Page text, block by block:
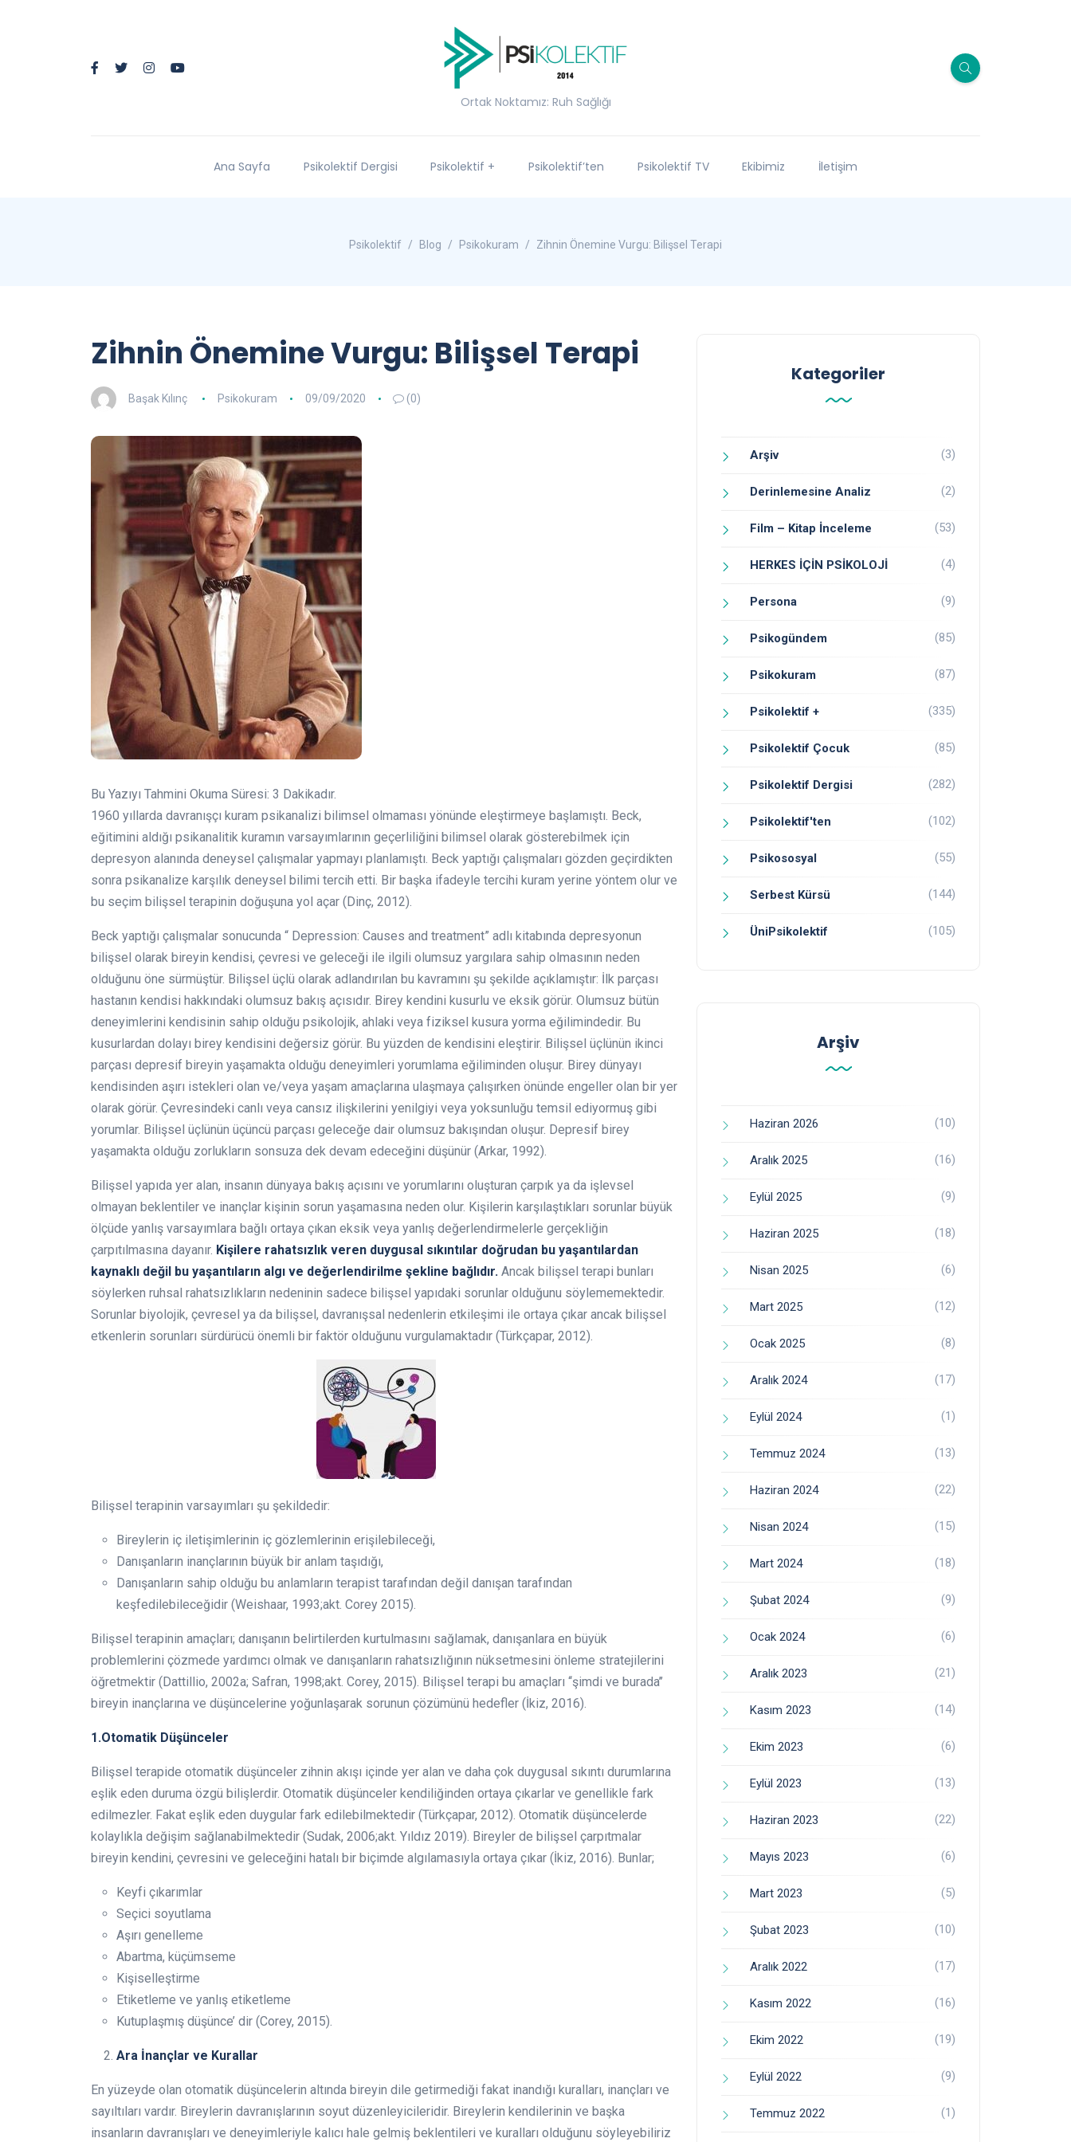
Ortak Noktamız: Ruh Sağlığı
Ana Sayfa Psikolektif Dergisi Psikolektif + Psikolektif’ten Psikolektif TV Ekibimiz İletişim
Psikolektif Blog Psikokuram Zihnin Önemine Vurgu: Bilişsel Terapi
Zihnin Önemine Vurgu: Bilişsel Terapi
Başak Kılınç Psikokuram 09/09/2020 (0)
Bu Yazıyı Tahmini Okuma Süresi: 3 Dakikadır.
1960 yıllarda davranışçı kuram psikanalizi bilimsel olmaması yönünde eleştirmeye başlamıştı. Beck,
eğitimini aldığı psikanalitik kuramın varsayımlarının geçerliliğini bilimsel olarak gösterebilmek için
depresyon alanında deneysel çalışmalar yapmayı planlamıştı. Beck yaptığı çalışmaları gözden geçirdikten
sonra psikanalize karşılık deneysel bilimi tercih etti. Bir başka ifadeyle tercihi kuram yerine yöntem olur ve
bu seçim bilişsel terapinin doğuşuna yol açar (Dinç, 2012).
Beck yaptığı çalışmalar sonucunda “ Depression: Causes and treatment” adlı kitabında depresyonun
bilişsel olarak bireyin kendisi, çevresi ve geleceği ile ilgili olumsuz yargılara sahip olmasının neden
olduğunu öne sürmüştür. Bilişsel üçlü olarak adlandırılan bu kavramını şu şekilde açıklamıştır: İlk parçası
hastanın kendisi hakkındaki olumsuz bakış açısıdır. Birey kendini kusurlu ve eksik görür. Olumsuz bütün
deneyimlerini kendisinin sahip olduğu psikolojik, ahlaki veya fiziksel kusura yorma eğilimindedir. Bu
kusurlardan dolayı birey kendisini değersiz görür. Bu yüzden de kendisini eleştirir. Bilişsel üçlünün ikinci
parçası depresif bireyin yaşamakta olduğu deneyimleri yorumlama eğiliminden oluşur. Birey dünyayı
kendisinden aşırı istekleri olan ve/veya yaşam amaçlarına ulaşmaya çalışırken önünde engeller olan bir yer
olarak görür. Çevresindeki canlı veya cansız ilişkilerini yenilgiyi veya yoksunluğu temsil ediyormuş gibi
yorumlar. Bilişsel üçlünün üçüncü parçası geleceğe dair olumsuz bakışından oluşur. Depresif birey
yaşamakta olduğu zorlukların sonsuza dek devam edeceğini düşünür (Arkar, 1992).
Bilişsel yapıda yer alan, insanın dünyaya bakış açısını ve yorumlarını oluşturan çarpık ya da işlevsel
olmayan beklentiler ve inançlar kişinin sorun yaşamasına neden olur. Kişilerin karşılaştıkları sorunlar büyük
ölçüde yanlış varsayımlara bağlı ortaya çıkan eksik veya yanlış değerlendirmelerle gerçekliğin
çarpıtılmasına dayanır. Kişilere rahatsızlık veren duygusal sıkıntılar doğrudan bu yaşantılardan
kaynaklı değil bu yaşantıların algı ve değerlendirilme şekline bağlıdır. Ancak bilişsel terapi bunları
söylerken ruhsal rahatsızlıkların nedeninin sadece bilişsel yapıdaki sorunlar olduğunu söylememektedir.
Sorunlar biyolojik, çevresel ya da bilişsel, davranışsal nedenlerin etkileşimi ile ortaya çıkar ancak bilişsel
etkenlerin sorunları sürdürücü önemli bir faktör olduğunu vurgulamaktadır (Türkçapar, 2012).
Bilişsel terapinin varsayımları şu şekildedir:
Bireylerin iç iletişimlerinin iç gözlemlerinin erişilebileceği,
Danışanların inançlarının büyük bir anlam taşıdığı,
Danışanların sahip olduğu bu anlamların terapist tarafından değil danışan tarafından
keşfedilebileceğidir (Weishaar, 1993;akt. Corey 2015).
Bilişsel terapinin amaçları; danışanın belirtilerden kurtulmasını sağlamak, danışanlara en büyük
problemlerini çözmede yardımcı olmak ve danışanların rahatsızlığının nüksetmesini önleme stratejilerini
öğretmektir (Dattillio, 2002a; Safran, 1998;akt. Corey, 2015). Bilişsel terapi bu amaçları ‘‘şimdi ve burada’’
bireyin inançlarına ve düşüncelerine yoğunlaşarak sorunun çözümünü hedefler (İkiz, 2016).
1.Otomatik Düşünceler
Bilişsel terapide otomatik düşünceler zihnin akışı içinde yer alan ve daha çok duygusal sıkıntı durumlarına
eşlik eden duruma özgü bilişlerdir. Otomatik düşünceler kendiliğinden ortaya çıkarlar ve genellikle fark
edilmezler. Fakat eşlik eden duygular fark edilebilmektedir (Türkçapar, 2012). Otomatik düşüncelerde
kolaylıkla değişim sağlanabilmektedir (Sudak, 2006;akt. Yıldız 2019). Bireyler de bilişsel çarpıtmalar
bireyin kendini, çevresini ve geleceğini hatalı bir biçimde algılamasıyla ortaya çıkar (İkiz, 2016). Bunlar;
Keyfi çıkarımlar
Seçici soyutlama
Aşırı genelleme
Abartma, küçümseme
Kişiselleştirme
Etiketleme ve yanlış etiketleme
Kutuplaşmış düşünce’ dir (Corey, 2015).
Ara İnançlar ve Kurallar
En yüzeyde olan otomatik düşüncelerin altında bireyin dile getirmediği fakat inandığı kuralları, inançları ve
sayıltıları vardır. Bireylerin davranışlarının soyut düzenleyicileridir. Bireylerin kendilerinin ve başka
insanların davranışları ve deneyimleriyle kalıcı hale gelmiş beklentileri ve kuralları olduğunu söyleyebiliriz
Kategoriler
Arşiv (3)
Derinlemesine Analiz (2)
Film – Kitap İnceleme (53)
HERKES İÇİN PSİKOLOJİ (4)
Persona (9)
Psikogündem (85)
Psikokuram (87)
Psikolektif + (335)
Psikolektif Çocuk (85)
Psikolektif Dergisi (282)
Psikolektif'ten (102)
Psikososyal (55)
Serbest Kürsü (144)
ÜniPsikolektif (105)
Arşiv
Haziran 2026 (10)
Aralık 2025 (16)
Eylül 2025 (9)
Haziran 2025 (18)
Nisan 2025 (6)
Mart 2025 (12)
Ocak 2025 (8)
Aralık 2024 (17)
Eylül 2024 (1)
Temmuz 2024 (13)
Haziran 2024 (22)
Nisan 2024 (15)
Mart 2024 (18)
Şubat 2024 (9)
Ocak 2024 (6)
Aralık 2023 (21)
Kasım 2023 (14)
Ekim 2023 (6)
Eylül 2023 (13)
Haziran 2023 (22)
Mayıs 2023 (6)
Mart 2023 (5)
Şubat 2023 (10)
Aralık 2022 (17)
Kasım 2022 (16)
Ekim 2022 (19)
Eylül 2022 (9)
Temmuz 2022 (1)